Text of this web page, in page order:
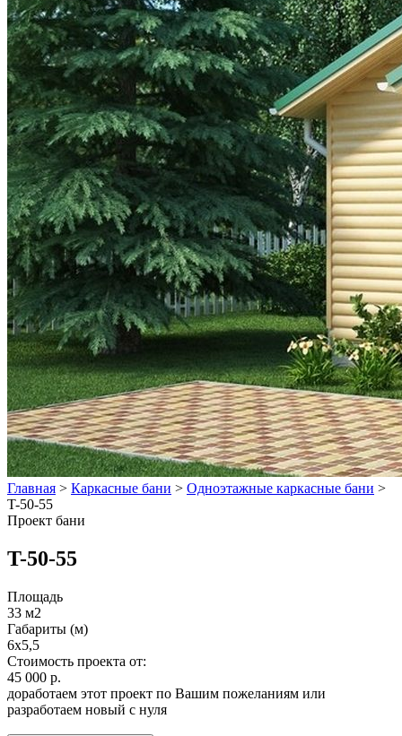
Главная > Каркасные бани > Одноэтажные каркасные бани >
T-50-55
Проект бани
T-50-55
Площадь
33 м2
Габариты (м)
6х5,5
Стоимость проекта от:
45 000 р.
доработаем этот проект по Вашим пожеланиям или
разработаем новый с нуля